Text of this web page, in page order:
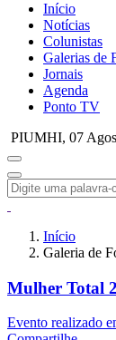
Início
Notícias
Colunistas
Galerias de
Jornais
Agenda
Ponto TV
PIUMHI, 07
Início
Galeria de
Mulher Total
Evento realizado